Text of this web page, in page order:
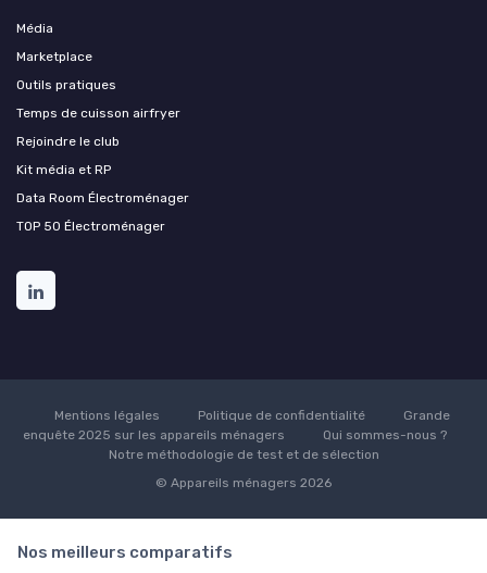
Média
Marketplace
Outils pratiques
Temps de cuisson airfryer
Rejoindre le club
Kit média et RP
Data Room Électroménager
TOP 50 Électroménager
Mentions légales Politique de confidentialité
Grande
enquête 2025 sur les appareils ménagers
Qui sommes-nous ?
Notre méthodologie de test et de sélection
© Appareils ménagers 2026
Nos meilleurs comparatifs